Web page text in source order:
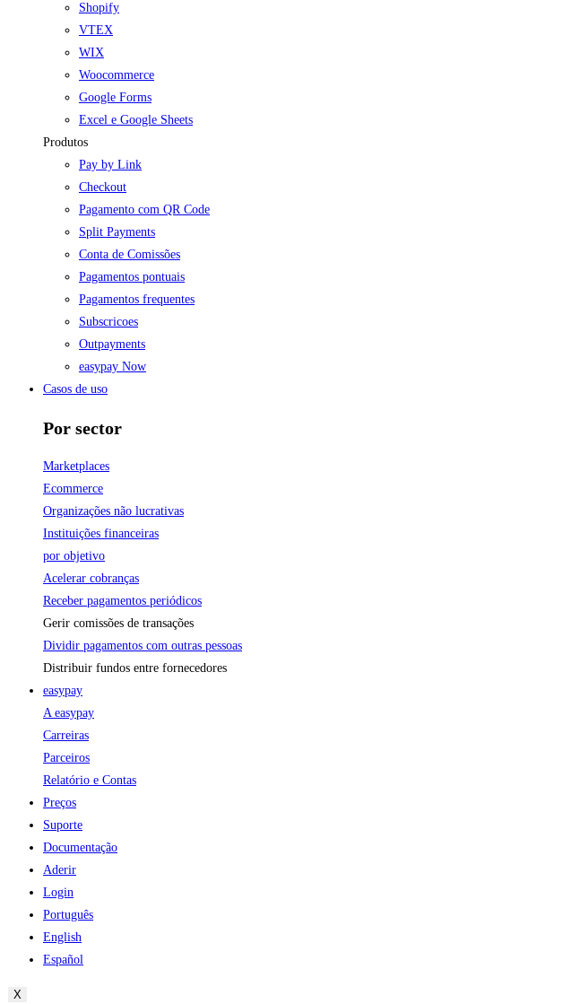
Shopify
VTEX
WIX
Woocommerce
Google Forms
Excel e Google Sheets
Produtos
Pay by Link
Checkout
Pagamento com QR Code
Split Payments
Conta de Comissões
Pagamentos pontuais
Pagamentos frequentes
Subscricoes
Outpayments
easypay Now
Casos de uso
Por sector
Marketplaces
Ecommerce
Organizações não lucrativas
Instituições financeiras
por objetivo
Acelerar cobranças
Receber pagamentos periódicos
Gerir comissões de transações
Dividir pagamentos com outras pessoas
Distribuir fundos entre fornecedores
easypay
A easypay
Carreiras
Parceiros
Relatório e Contas
Preços
Suporte
Documentação
Aderir
Login
Português
English
Español
X